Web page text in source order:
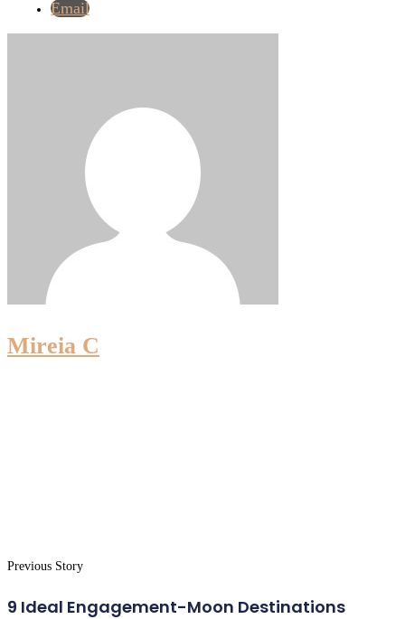
Email
Mireia C
Previous Story
9 Ideal Engagement-Moon Destinations